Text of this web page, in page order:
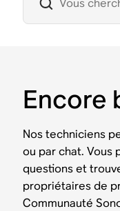
Encore
Nos techniciens
ou par chat. Vous
questions et
propriétaires de
Communauté